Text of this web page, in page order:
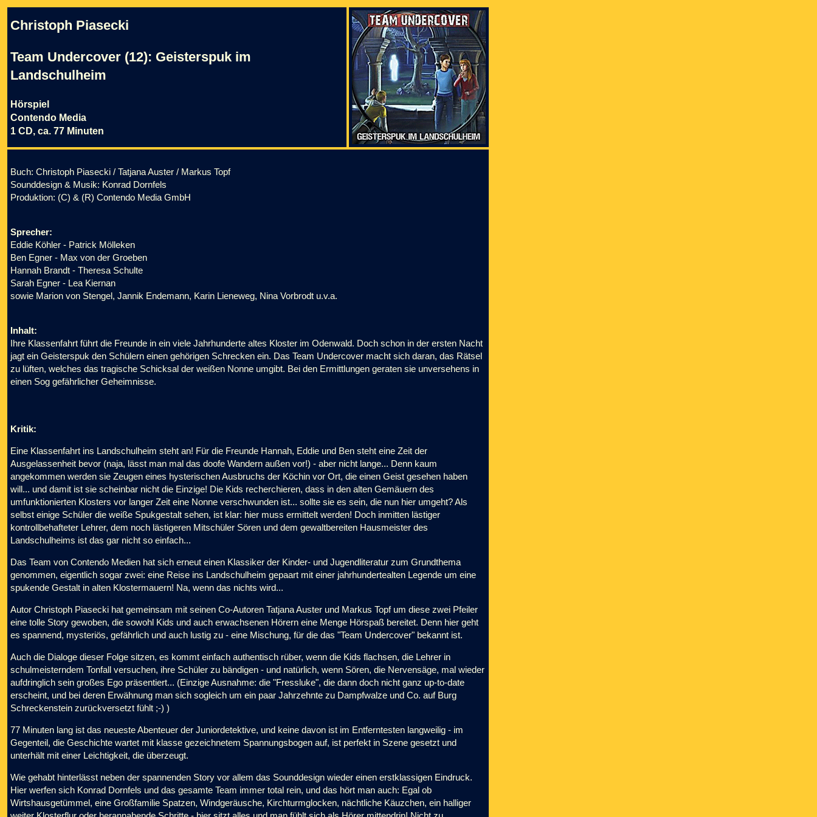
Christoph Piasecki
Team Undercover (12): Geisterspuk im
Landschulheim
Hörspiel
Contendo Media
1 CD, ca. 77 Minuten
Buch: Christoph Piasecki / Tatjana Auster / Markus Topf
Sounddesign & Musik: Konrad Dornfels
Produktion: (C) & (R) Contendo Media GmbH
Sprecher:
Eddie Köhler - Patrick Mölleken
Ben Egner - Max von der Groeben
Hannah Brandt - Theresa Schulte
Sarah Egner - Lea Kiernan
sowie Marion von Stengel, Jannik Endemann, Karin Lieneweg, Nina Vorbrodt u.v.a.
Inhalt:
Ihre Klassenfahrt führt die Freunde in ein viele Jahrhunderte altes Kloster im Odenwald. Doch schon in der ersten Nacht
jagt ein Geisterspuk den Schülern einen gehörigen Schrecken ein. Das Team Undercover macht sich daran, das Rätsel
zu lüften, welches das tragische Schicksal der weißen Nonne umgibt. Bei den Ermittlungen geraten sie unversehens in
einen Sog gefährlicher Geheimnisse.
Kritik:
Eine Klassenfahrt ins Landschulheim steht an! Für die Freunde Hannah, Eddie und Ben steht eine Zeit der
Ausgelassenheit bevor (naja, lässt man mal das doofe Wandern außen vor!) - aber nicht lange... Denn kaum
angekommen werden sie Zeugen eines hysterischen Ausbruchs der Köchin vor Ort, die einen Geist gesehen haben
will... und damit ist sie scheinbar nicht die Einzige! Die Kids recherchieren, dass in den alten Gemäuern des
umfunktionierten Klosters vor langer Zeit eine Nonne verschwunden ist... sollte sie es sein, die nun hier umgeht? Als
selbst einige Schüler die weiße Spukgestalt sehen, ist klar: hier muss ermittelt werden! Doch inmitten lästiger
kontrollbehafteter Lehrer, dem noch lästigeren Mitschüler Sören und dem gewaltbereiten Hausmeister des
Landschulheims ist das gar nicht so einfach...
Das Team von Contendo Medien hat sich erneut einen Klassiker der Kinder- und Jugendliteratur zum Grundthema
genommen, eigentlich sogar zwei: eine Reise ins Landschulheim gepaart mit einer jahrhundertealten Legende um eine
spukende Gestalt in alten Klostermauern! Na, wenn das nichts wird...
Autor Christoph Piasecki hat gemeinsam mit seinen Co-Autoren Tatjana Auster und Markus Topf um diese zwei Pfeiler
eine tolle Story gewoben, die sowohl Kids und auch erwachsenen Hörern eine Menge Hörspaß bereitet. Denn hier geht
es spannend, mysteriös, gefährlich und auch lustig zu - eine Mischung, für die das "Team Undercover" bekannt ist.
Auch die Dialoge dieser Folge sitzen, es kommt einfach authentisch rüber, wenn die Kids flachsen, die Lehrer in
schulmeisterndem Tonfall versuchen, ihre Schüler zu bändigen - und natürlich, wenn Sören, die Nervensäge, mal wieder
aufdringlich sein großes Ego präsentiert... (Einzige Ausnahme: die "Fressluke", die dann doch nicht ganz up-to-date
erscheint, und bei deren Erwähnung man sich sogleich um ein paar Jahrzehnte zu Dampfwalze und Co. auf Burg
Schreckenstein zurückversetzt fühlt ;-) )
77 Minuten lang ist das neueste Abenteuer der Juniordetektive, und keine davon ist im Entferntesten langweilig - im
Gegenteil, die Geschichte wartet mit klasse gezeichnetem Spannungsbogen auf, ist perfekt in Szene gesetzt und
unterhält mit einer Leichtigkeit, die überzeugt.
Wie gehabt hinterlässt neben der spannenden Story vor allem das Sounddesign wieder einen erstklassigen Eindruck.
Hier werfen sich Konrad Dornfels und das gesamte Team immer total rein, und das hört man auch: Egal ob
Wirtshausgetümmel, eine Großfamilie Spatzen, Windgeräusche, Kirchturmglocken, nächtliche Käuzchen, ein halliger